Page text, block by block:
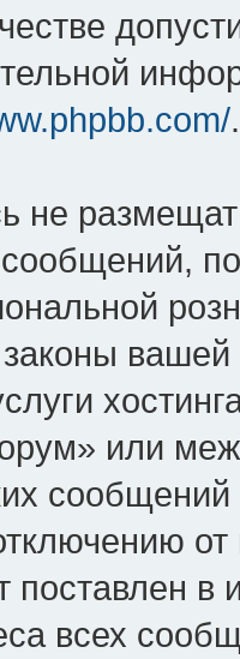
.
не
сообщений,
или
поставлен в
всех